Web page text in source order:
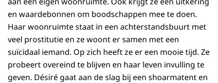
en waardebonnen om boodschappen mee te doen.
Haar woonruimte staat in een achterstandsbuurt met
veel prostitutie en ze woont er samen met een
suïcidaal iemand. Op zich heeft ze er een mooie tijd. Ze
probeert overeind te blijven en haar leven invulling te
geven. Désiré gaat aan de slag bij een shoarmatent en